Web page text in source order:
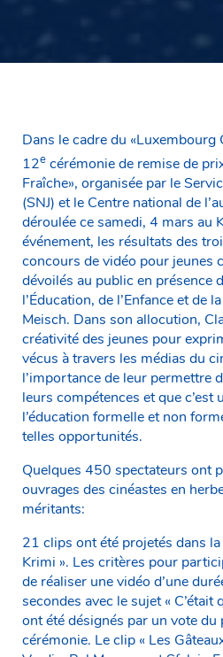
Dans le cadre du «Luxembourg
12e cérémonie de remise de
Fraîche», organisée par le
(SNJ) et le Centre national de
déroulée ce samedi, 4 mars au
événement, les résultats des
concours de vidéo pour jeunes
dévoilés au public en présence
l’Éducation, de l’Enfance et de
Meisch. Dans son allocution,
créativité des jeunes pour
vécus à travers les médias du
l’importance de leur permettre
leurs compétences et que c’est
l’éducation formelle et non
telles opportunités.
Quelques 450 spectateurs ont
ouvrages des cinéastes en
méritants:
21 clips ont été projetés dans
Krimi ». Les critères pour
de réaliser une vidéo d’une
secondes avec le sujet « C’était
ont été désignés par un vote
cérémonie. Le clip « Les